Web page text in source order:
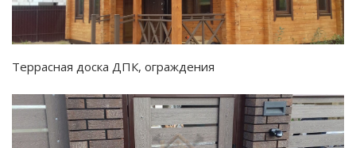
Террасная доска ДПК, ограждения